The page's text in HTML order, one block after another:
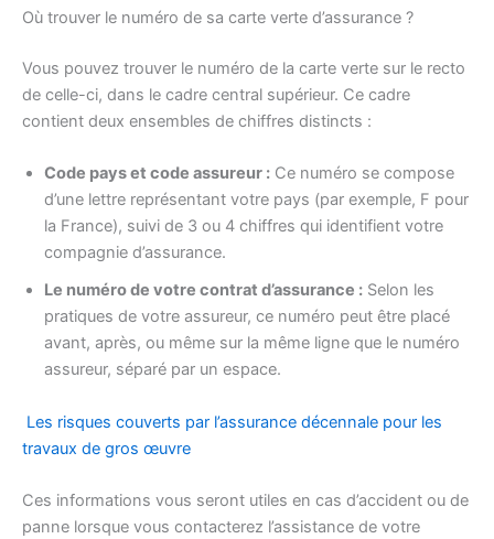
Où trouver le numéro de sa carte verte d’assurance ?
Vous pouvez trouver le numéro de la carte verte sur le recto
de celle-ci, dans le cadre central supérieur. Ce cadre
contient deux ensembles de chiffres distincts :
Code pays et code assureur : Ce numéro se compose
d’une lettre représentant votre pays (par exemple, F pour
la France), suivi de 3 ou 4 chiffres qui identifient votre
compagnie d’assurance.
Le numéro de votre contrat d’assurance : Selon les
pratiques de votre assureur, ce numéro peut être placé
avant, après, ou même sur la même ligne que le numéro
assureur, séparé par un espace.
Les risques couverts par l’assurance décennale pour les
travaux de gros œuvre
Ces informations vous seront utiles en cas d’accident ou de
panne lorsque vous contacterez l’assistance de votre